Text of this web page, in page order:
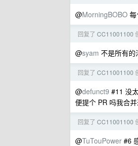
@MorningBOBO
回复了 CC11001100
@syam 不是所有的
回复了 CC11001100
@defunct9 #11 没
便提个 PR 吗我合
回复了 CC11001100
@TuTouPower #6